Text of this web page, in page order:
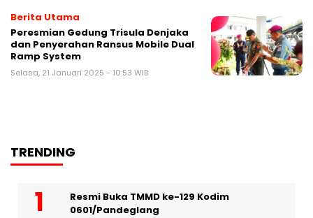
Berita Utama
Peresmian Gedung Trisula Denjaka
dan Penyerahan Ransus Mobile Dual
Ramp System
Selasa, 21 Januari 2025 - 10:53 WIB
TRENDING
Resmi Buka TMMD ke-129 Kodim
0601/Pandeglang